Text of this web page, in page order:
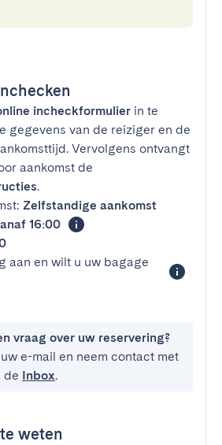
incheckformulier in te
gegevens van de reiziger en de
Vervolgens ontvangt
aankomst de
.
Zelfstandige aankomst
16:00
aan en wilt u uw bagage
vraag over uw reservering?
e-mail en neem contact met
de Inbox.
weten